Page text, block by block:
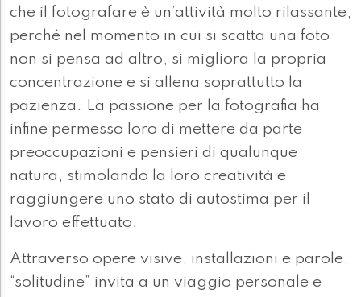
che il fotografare è un’attività molto rilassante,
perché nel momento in cui si scatta una foto
non si pensa ad altro, si migliora la propria
concentrazione e si allena soprattutto la
pazienza. La passione per la fotografia ha
infine permesso loro di mettere da parte
preoccupazioni e pensieri di qualunque
natura, stimolando la loro creatività e
raggiungere uno stato di autostima per il
lavoro effettuato.
Attraverso opere visive, installazioni e parole,
“solitudine” invita a un viaggio personale e